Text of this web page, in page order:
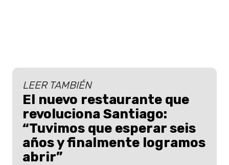
LEER TAMBIÉN
El nuevo restaurante que
revoluciona Santiago:
“Tuvimos que esperar seis
años y finalmente logramos
abrir”